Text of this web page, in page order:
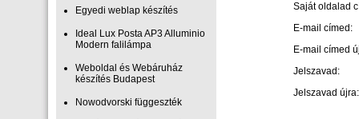
Egyedi weblap készítés
Ideal Lux Posta AP3 Alluminio
Modern falilámpa
Weboldal és Webáruház
készítés Budapest
Nowodvorski függeszték
Saját oldalad
E-mail címed:
E-mail címed
Jelszavad:
Jelszavad újra: